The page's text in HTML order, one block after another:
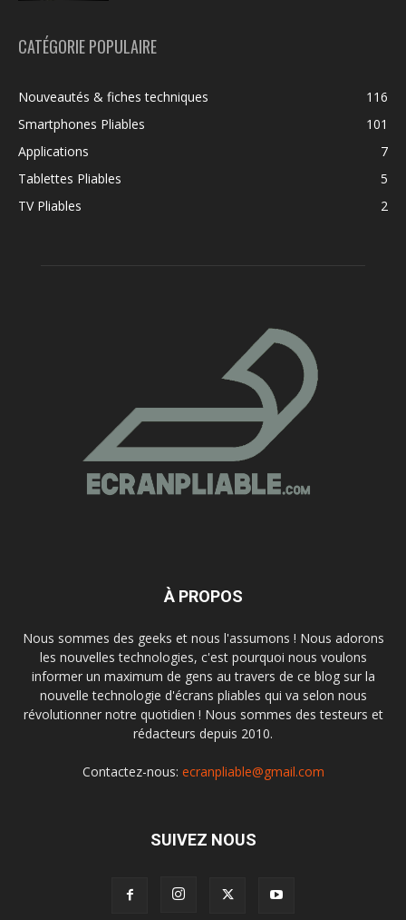
CATÉGORIE POPULAIRE
Nouveautés & fiches techniques
116
Smartphones Pliables
101
Applications
7
Tablettes Pliables
5
TV Pliables
2
À PROPOS
Nous sommes des geeks et nous l'assumons ! Nous adorons
les nouvelles technologies, c'est pourquoi nous voulons
informer un maximum de gens au travers de ce blog sur la
nouvelle technologie d'écrans pliables qui va selon nous
révolutionner notre quotidien ! Nous sommes des testeurs et
rédacteurs depuis 2010.
Contactez-nous: ecranpliable@gmail.com
SUIVEZ NOUS